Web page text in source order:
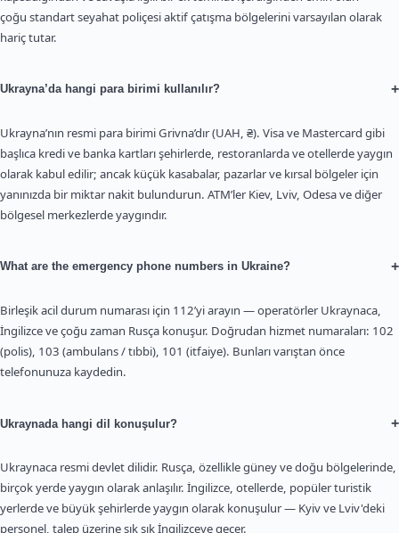
çoğu standart seyahat poliçesi aktif çatışma bölgelerini varsayılan olarak
hariç tutar.
Ukrayna’da hangi para birimi kullanılır? +
Ukrayna’nın resmi para birimi Grivna’dır (UAH, ₴). Visa ve Mastercard gibi
başlıca kredi ve banka kartları şehirlerde, restoranlarda ve otellerde yaygın
olarak kabul edilir; ancak küçük kasabalar, pazarlar ve kırsal bölgeler için
yanınızda bir miktar nakit bulundurun. ATM’ler Kiev, Lviv, Odesa ve diğer
bölgesel merkezlerde yaygındır.
What are the emergency phone numbers in Ukraine? +
Birleşik acil durum numarası için 112’yi arayın — operatörler Ukraynaca,
İngilizce ve çoğu zaman Rusça konuşur. Doğrudan hizmet numaraları: 102
(polis), 103 (ambulans / tıbbi), 101 (itfaiye). Bunları varıştan önce
telefonunuza kaydedin.
Ukraynada hangi dil konuşulur? +
Ukraynaca resmi devlet dilidir. Rusça, özellikle güney ve doğu bölgelerinde,
birçok yerde yaygın olarak anlaşılır. İngilizce, otellerde, popüler turistik
yerlerde ve büyük şehirlerde yaygın olarak konuşulur — Kyiv ve Lviv'deki
personel, talep üzerine sık sık İngilizceye geçer.